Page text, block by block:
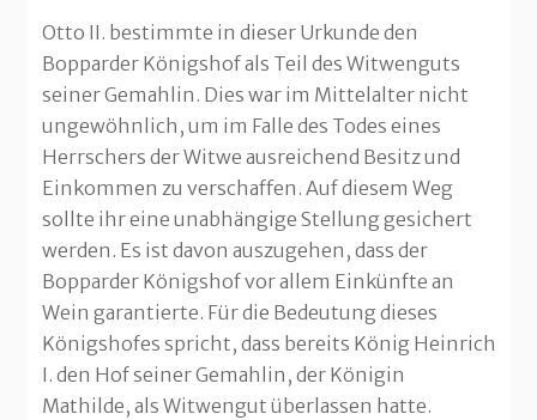
Otto II. bestimmte in dieser Urkunde den
Bopparder Königshof als Teil des Witwenguts
seiner Gemahlin. Dies war im Mittelalter nicht
ungewöhnlich, um im Falle des Todes eines
Herrschers der Witwe ausreichend Besitz und
Einkommen zu verschaffen. Auf diesem Weg
sollte ihr eine unabhängige Stellung gesichert
werden. Es ist davon auszugehen, dass der
Bopparder Königshof vor allem Einkünfte an
Wein garantierte. Für die Bedeutung dieses
Königshofes spricht, dass bereits König Heinrich
I. den Hof seiner Gemahlin, der Königin
Mathilde, als Witwengut überlassen hatte.